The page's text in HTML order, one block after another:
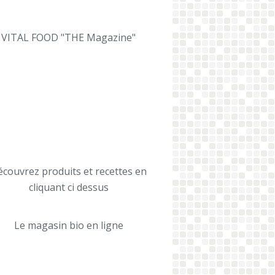
VITAL FOOD "THE Magazine"
produits et recettes en
cliquant ci dessus
Le magasin bio en ligne